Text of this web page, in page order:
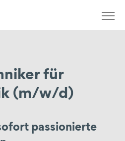
für
(m/w/d)
passionierte